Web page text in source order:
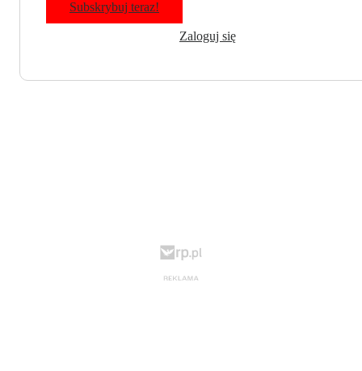
Subskrybuj teraz!
Zaloguj się